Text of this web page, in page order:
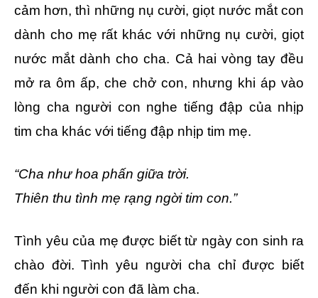
cảm hơn, thì những nụ cười, giọt nước mắt con
dành cho mẹ rất khác với những nụ cười, giọt
nước mắt dành cho cha. Cả hai vòng tay đều
mở ra ôm ấp, che chở con, nhưng khi áp vào
lòng cha người con nghe tiếng đập của nhịp
tim cha khác với tiếng đập nhịp tim mẹ.
“Cha như hoa phấn giữa trời.
Thiên thu tình mẹ rạng ngời tim con.”
Tình yêu của mẹ được biết từ ngày con sinh ra
chào đời. Tình yêu người cha chỉ được biết
đến khi người con đã làm cha.